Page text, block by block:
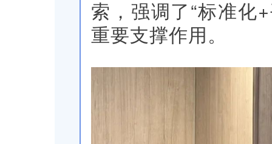
索，强调了“标准化
重要支撑作用。